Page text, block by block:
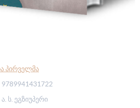
პირველმა
9789941431722
ა. ს. ეგზიუპერი